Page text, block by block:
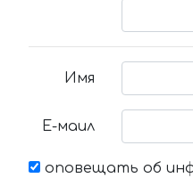
Имя
Е-маил
оповещать об